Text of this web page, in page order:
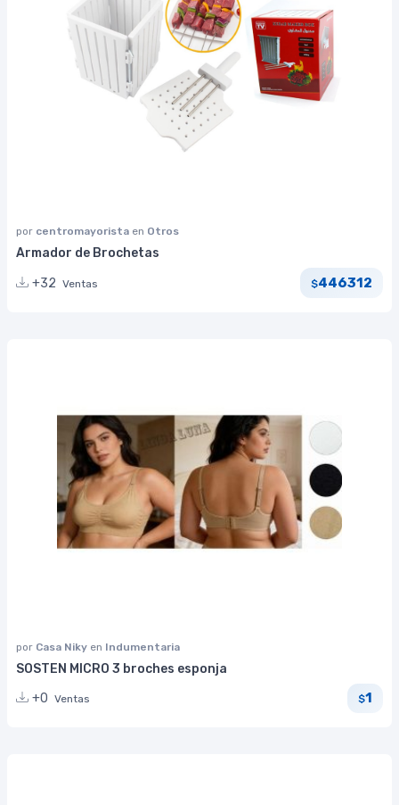
por centromayorista en Otros
Armador de Brochetas
+32 Ventas $446312
por Casa Niky en Indumentaria
SOSTEN MICRO 3 broches esponja
+0 Ventas $1